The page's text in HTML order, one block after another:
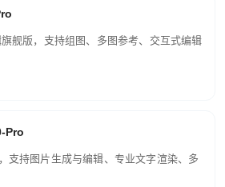
舰版，支持组图、多图参考、交互式编辑
Pro
支持图片生成与编辑、专业文字渲染、多